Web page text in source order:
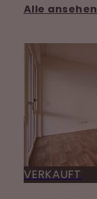
Alle ansehen
VERKAUFT